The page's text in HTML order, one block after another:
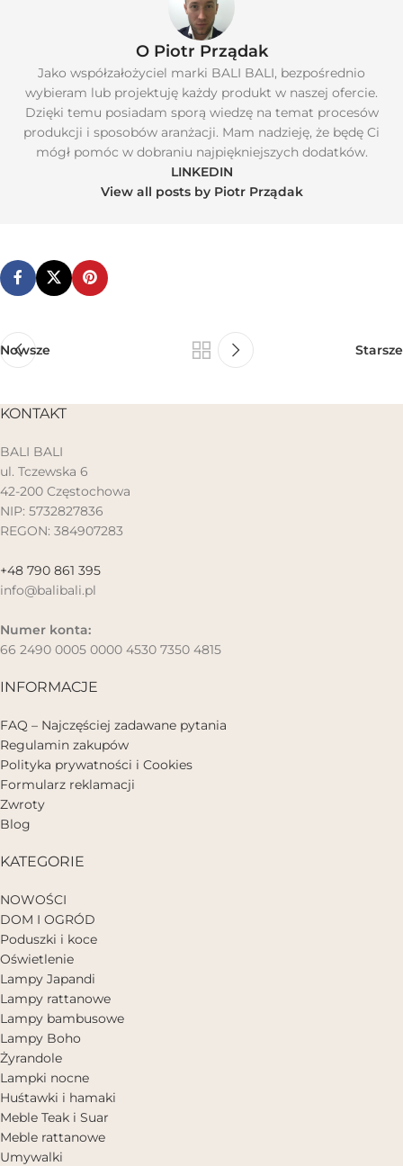
O Piotr Prządak
Jako współzałożyciel marki BALI BALI, bezpośrednio
wybieram lub projektuję każdy produkt w naszej ofercie.
Dzięki temu posiadam sporą wiedzę na temat procesów
produkcji i sposobów aranżacji. Mam nadzieję, że będę Ci
mógł pomóc w dobraniu najpiękniejszych dodatków.
LINKEDIN
View all posts by Piotr Prządak
Nowsze Starsze
KONTAKT
BALI BALI
ul. Tczewska 6
42-200 Częstochowa
NIP: 5732827836
REGON: 384907283
+48 790 861 395
info@balibali.pl
Numer konta:
66 2490 0005 0000 4530 7350 4815
INFORMACJE
FAQ – Najczęściej zadawane pytania
Regulamin zakupów
Polityka prywatności i Cookies
Formularz reklamacji
Zwroty
Blog
KATEGORIE
NOWOŚCI
DOM I OGRÓD
Poduszki i koce
Oświetlenie
Lampy Japandi
Lampy rattanowe
Lampy bambusowe
Lampy Boho
Żyrandole
Lampki nocne
Huśtawki i hamaki
Meble Teak i Suar
Meble rattanowe
Umywalki